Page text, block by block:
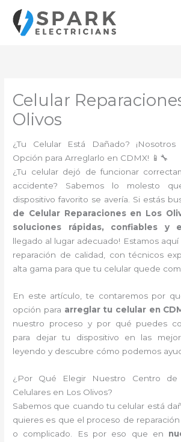
contenido
Celular
Olivos
¿Tu Celular Está Dañado?
Opción para Arreglarlo en CDMX! 📱🔧
¿Tu celular dejó de funcionar
accidente? Sabemos lo molesto
dispositivo favorito se avería. Si estás
de Celular Reparaciones en Los
soluciones rápidas, confiables y
llegado al lugar adecuado! Estamos
reparación de calidad, con técnicos
alta gama para que tu celular quede
En este artículo, te contaremos por
opción para arreglar tu celular en
nuestro proceso y por qué puedes
para dejar tu dispositivo en las
leyendo y descubre cómo podemos
¿Por Qué Elegir Nuestro Centro de
Celulares en Los Olivos?
Sabemos que cuando tu celular está
quieres es que el proceso de
o complicado. Es por eso que en